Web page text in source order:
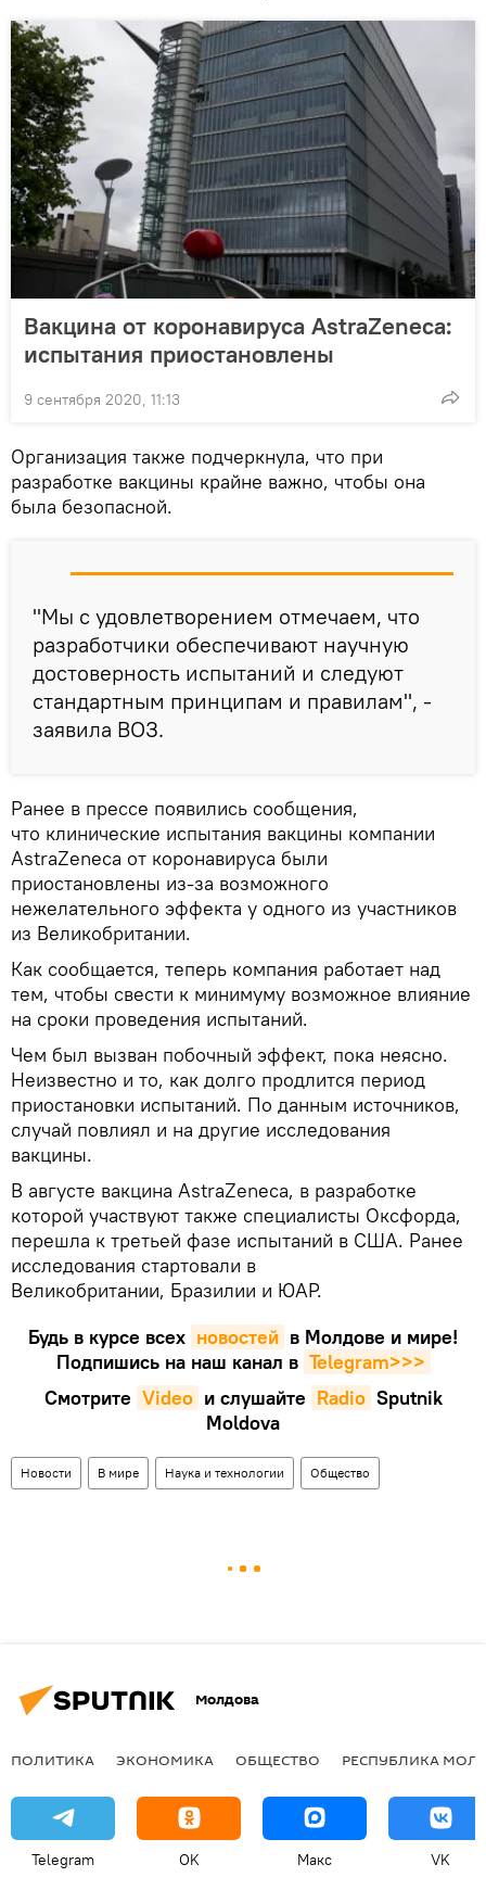
Вакцина от коронавируса AstraZeneca:
испытания приостановлены
9 сентября 2020, 11:13
Организация также подчеркнула, что при
разработке вакцины крайне важно, чтобы она
была безопасной.
"Мы с удовлетворением отмечаем, что
разработчики обеспечивают научную
достоверность испытаний и следуют
стандартным принципам и правилам", -
заявила ВОЗ.
Ранее в прессе появились сообщения,
что клинические испытания вакцины компании
AstraZeneca от коронавируса были
приостановлены из-за возможного
нежелательного эффекта у одного из участников
из Великобритании.
Как сообщается, теперь компания работает над
тем, чтобы свести к минимуму возможное влияние
на сроки проведения испытаний.
Чем был вызван побочный эффект, пока неясно.
Неизвестно и то, как долго продлится период
приостановки испытаний. По данным источников,
случай повлиял и на другие исследования
вакцины.
В августе вакцина AstraZeneca, в разработке
которой участвуют также специалисты Оксфорда,
перешла к третьей фазе испытаний в США. Ранее
исследования стартовали в
Великобритании, Бразилии и ЮАР.
Будь в курсе всех новостей в Молдове и мире!
Подпишись на наш канал в Telegram>>>
Смотрите Video и слушайте Radio Sputnik
Moldova
Новости В мире Наука и технологии Общество
Молдова
ПОЛИТИКА ЭКОНОМИКА ОБЩЕСТВО РЕСПУБЛИКА
Telegram OK Макс VK